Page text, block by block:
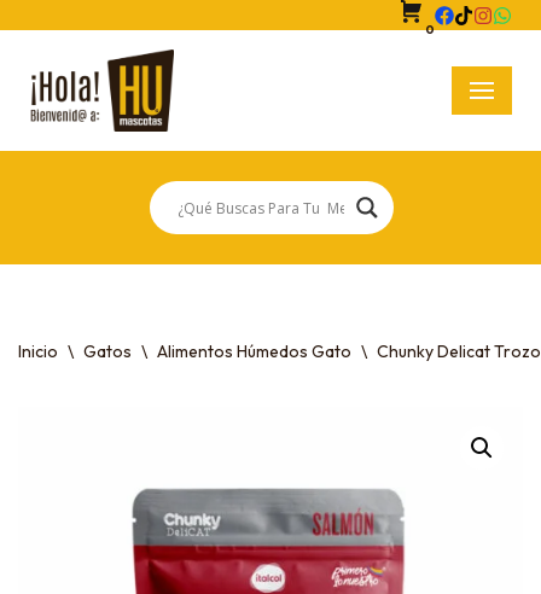
Saltar
al
contenido
0
Inicio \ Gatos \ Alimentos Húmedos Gato \ Chunky Delicat